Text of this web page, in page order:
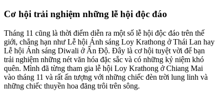
Cơ hội trải nghiệm những lễ hội độc đáo
Tháng 11 cũng là thời điểm diễn ra một số lễ hội độc đáo trên thế
giới, chẳng hạn như Lễ hội Ánh sáng Loy Krathong ở Thái Lan hay
Lễ hội Ánh sáng Diwali ở Ấn Độ. Đây là cơ hội tuyệt vời để bạn
trải nghiệm những nét văn hóa đặc sắc và có những kỷ niệm khó
quên. Mình đã từng tham gia lễ hội Loy Krathong ở Chiang Mai
vào tháng 11 và rất ấn tượng với những chiếc đèn trời lung linh và
những chiếc thuyền hoa đăng trôi trên sông.